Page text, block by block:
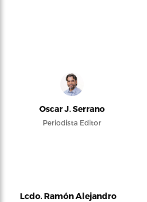
Oscar J. Serrano
Periodista Editor
Lcdo. Ramón Alejandro